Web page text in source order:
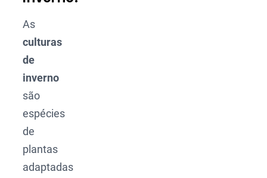
As
culturas
de
inverno
são
espécies
de
plantas
adaptadas